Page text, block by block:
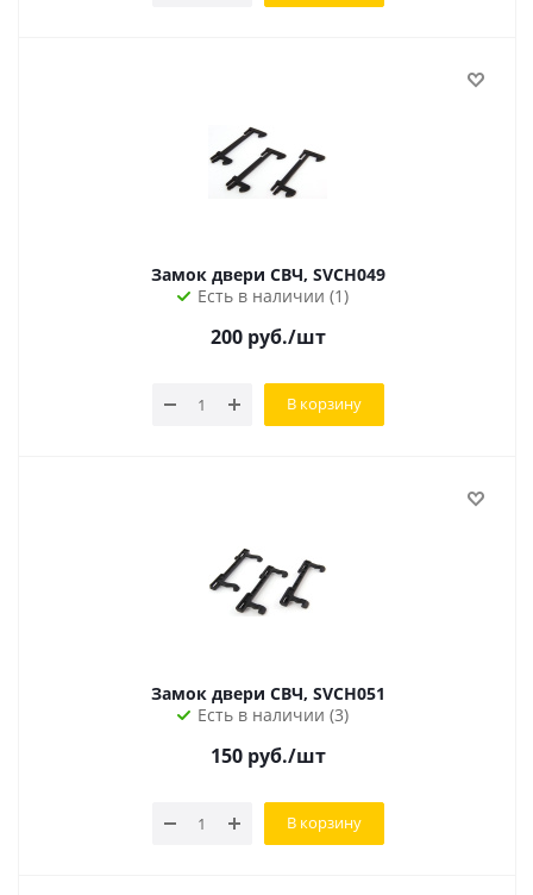
Замок двери СВЧ, SVCH049
Есть в наличии (1)
200руб./шт
В корзину
Замок двери СВЧ, SVCH051
Есть в наличии (3)
150руб./шт
В корзину